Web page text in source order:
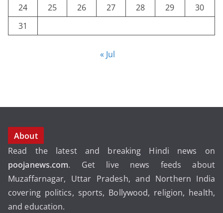
24
25 26 27 28 29
30
31
« Jul
About
Read the latest and breaking Hindi news on
poojanews.com. Get live news feeds about
Muzaffarnagar, Uttar Pradesh, and Northern India
covering politics, sports, Bollywood, religion, health,
and education.